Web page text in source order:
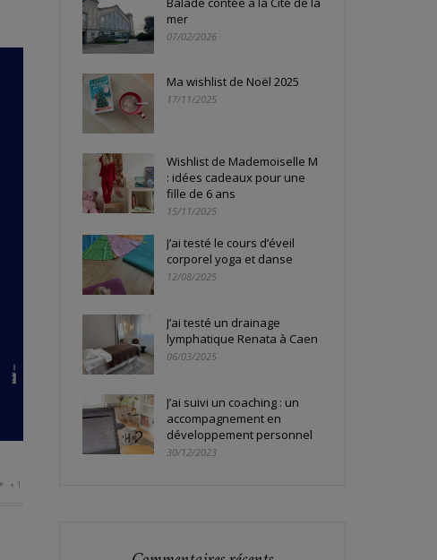
+1
mer
07/02/2026
Ma wishlist de Noël 2025
17/11/2025
Wishlist de Mademoiselle M
: idées cadeaux pour une
fille de 6 ans
15/11/2025
J’ai testé le cours d’éveil
corporel yoga et danse
12/08/2025
J’ai testé un drainage
lymphatique Renata à Caen
06/03/2025
J’ai suivi un coaching : un
accompagnement en
développement personnel
30/12/2023